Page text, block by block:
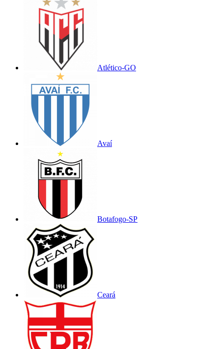
Atlético-GO
Avaí
Botafogo-SP
Ceará